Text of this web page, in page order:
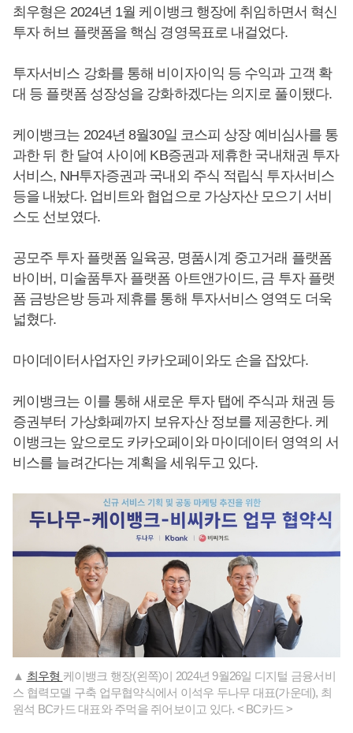
최우형은 2024년 1월 케이뱅크 행장에 취임하면서 혁신
투자 허브 플랫폼을 핵심 경영목표로 내걸었다.
투자서비스 강화를 통해 비이자이익 등 수익과 고객 확
대 등 플랫폼 성장성을 강화하겠다는 의지로 풀이됐다.
케이뱅크는 2024년 8월30일 코스피 상장 예비심사를 통
과한 뒤 한 달여 사이에 KB증권과 제휴한 국내채권 투자
서비스, NH투자증권과 국내외 주식 적립식 투자서비스
등을 내놨다. 업비트와 협업으로 가상자산 모으기 서비
스도 선보였다.
공모주 투자 플랫폼 일육공, 명품시계 중고거래 플랫폼
바이버, 미술품투자 플랫폼 아트앤가이드, 금 투자 플랫
폼 금방은방 등과 제휴를 통해 투자서비스 영역도 더욱
넓혔다.
마이데이터사업자인 카카오페이와도 손을 잡았다.
케이뱅크는 이를 통해 새로운 투자 탭에 주식과 채권 등
증권부터 가상화폐까지 보유자산 정보를 제공한다. 케
이뱅크는 앞으로도 카카오페이와 마이데이터 영역의 서
비스를 늘려간다는 계획을 세워두고 있다.
▲ 최우형 케이뱅크 행장(왼쪽)이 2024년 9월26일 디지털 금융서비
스 협력모델 구축 업무협약식에서 이석우 두나무 대표(가운데), 최
원석 BC카드 대표와 주먹을 쥐어보이고 있다. < BC카드 >